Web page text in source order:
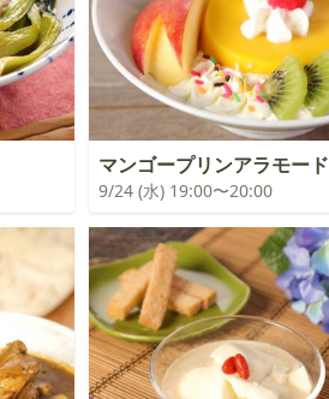
マンゴープリンアラモード
9/24 (水) 19:00〜20:00